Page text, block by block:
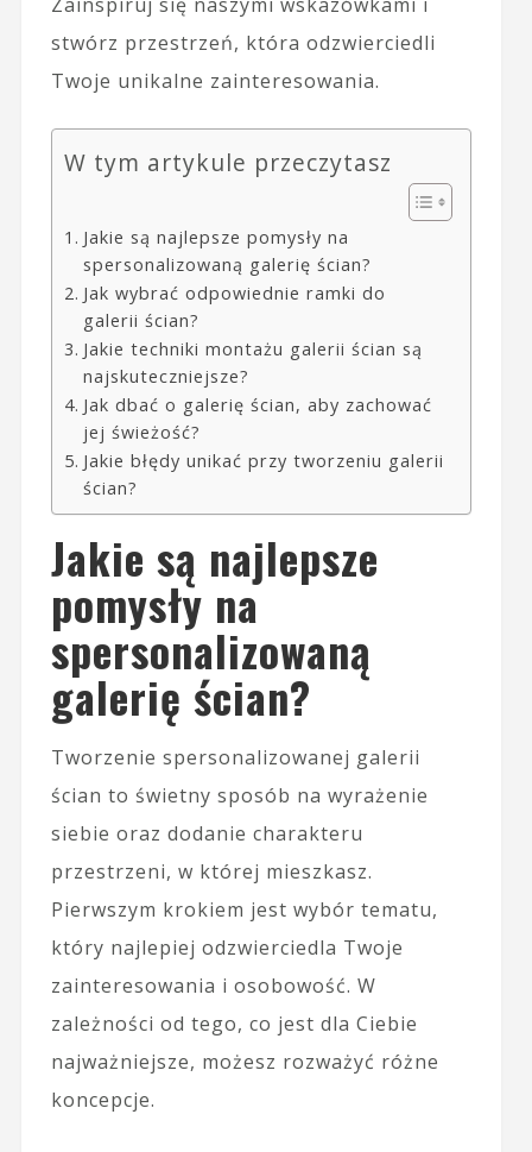
stwórz przestrzeń, która odzwierciedli
Twoje unikalne zainteresowania.
W tym artykule przeczytasz
Jakie są najlepsze pomysły na
spersonalizowaną galerię ścian?
Jak wybrać odpowiednie ramki do
galerii ścian?
Jakie techniki montażu galerii ścian są
najskuteczniejsze?
Jak dbać o galerię ścian, aby zachować
jej świeżość?
Jakie błędy unikać przy tworzeniu galerii
ścian?
Jakie są najlepsze
pomysły na
spersonalizowaną
galerię ścian?
Tworzenie spersonalizowanej galerii
ścian to świetny sposób na wyrażenie
siebie oraz dodanie charakteru
przestrzeni, w której mieszkasz.
Pierwszym krokiem jest wybór tematu,
który najlepiej odzwierciedla Twoje
zainteresowania i osobowość. W
zależności od tego, co jest dla Ciebie
najważniejsze, możesz rozważyć różne
koncepcje.